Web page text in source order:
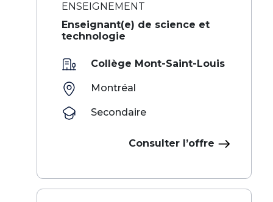
ENSEIGNEMENT
Enseignant(e) de science et
technologie
Collège Mont-Saint-Louis
Montréal
Secondaire
Consulter l’offre